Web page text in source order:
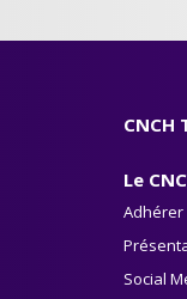
CNCH
Le
Adhérer
Social